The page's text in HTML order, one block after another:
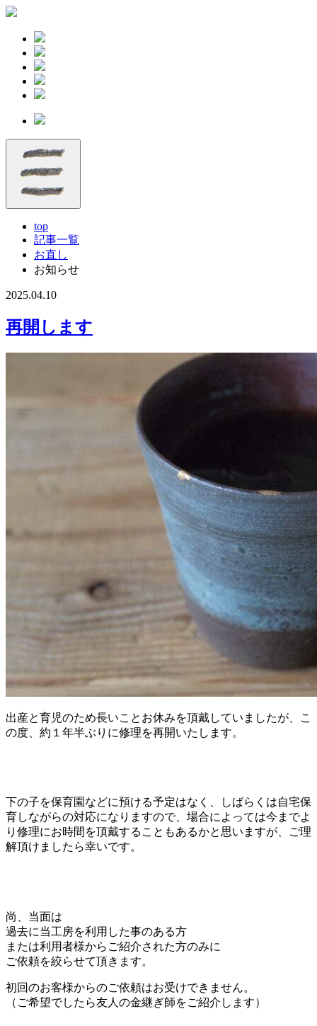
top
記事一覧
お直し
お知らせ
お
知
せ
2025.04.10
再開します
出産と育児のため長いことお休みを頂戴していましたが、こ
の度、約１年半ぶりに修理を再開いたします。
下の子を保育園などに預ける予定はなく、しばらくは自宅保
育しながらの対応になりますので、場合によっては今までよ
り修理にお時間を頂戴することもあるかと思いますが、ご理
解頂けましたら幸いです。
尚、当面は
過去に当工房を利用した事のある方
または利用者様からご紹介された方のみに
ご依頼を絞らせて頂きます。
初回のお客様からのご依頼はお受けできません。
（ご希望でしたら友人の金継ぎ師をご紹介します）